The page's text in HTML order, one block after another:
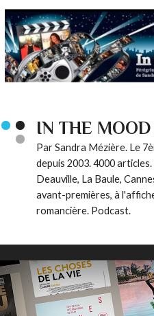
IN THE
Par Sandra Mézière. Le
depuis 2003. 4000
Deauville, La Baule,
avant-premières, à
romancière. Podcast.